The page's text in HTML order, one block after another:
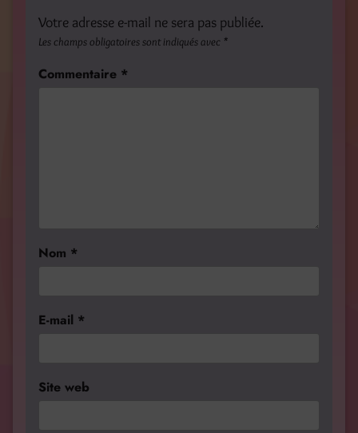
Votre adresse e-mail ne sera pas publiée.
Les champs obligatoires sont indiqués avec *
Commentaire *
Nom *
E-mail *
Site web